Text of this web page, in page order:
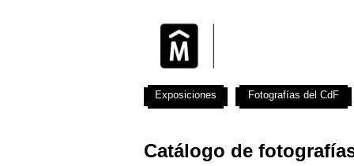
Catálogo de
Exposiciones Fotografías del CdF